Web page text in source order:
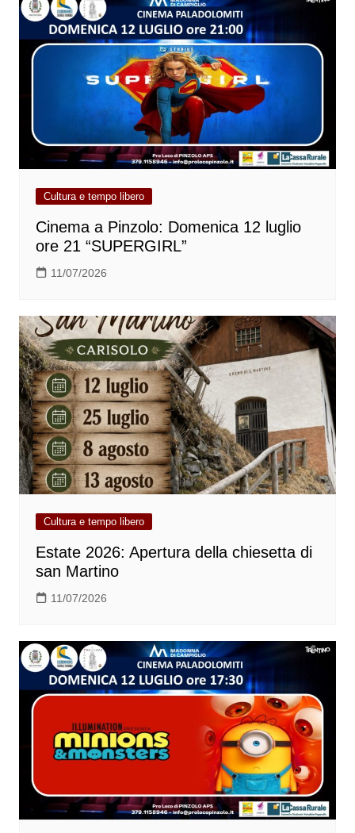
Cultura e tempo libero
Cinema a Pinzolo: Domenica 12 luglio
ore 21 “SUPERGIRL”
11/07/2026
Cultura e tempo libero
Estate 2026: Apertura della chiesetta di
san Martino
11/07/2026